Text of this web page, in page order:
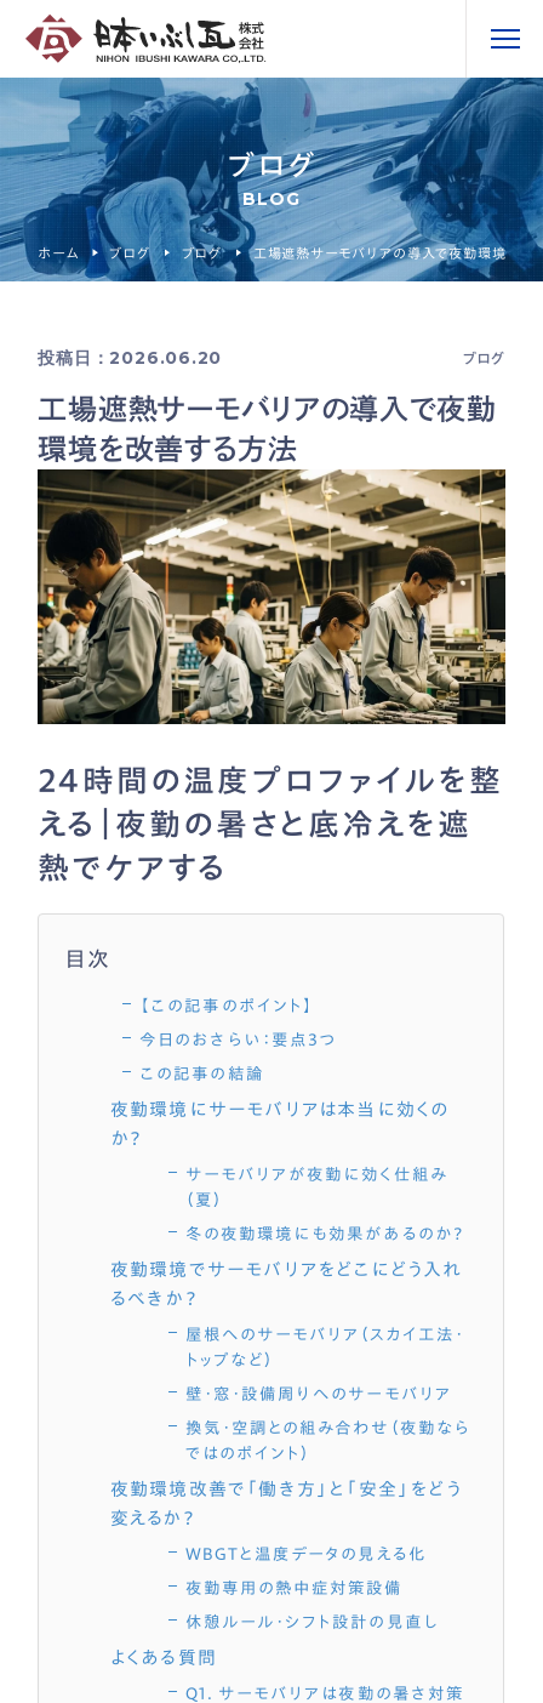
ブログ
BLOG
ホーム ブログ ブログ 工場遮熱サーモバリアの導入で夜勤環境を改
投稿日：2026.06.20 ブログ
工場遮熱サーモバリアの導入で夜勤
環境を改善する方法
24時間の温度プロファイルを整
える｜夜勤の暑さと底冷えを遮
熱でケアする
目次
【この記事のポイント】
今日のおさらい：要点3つ
この記事の結論
夜勤環境にサーモバリアは本当に効くの
か？
サーモバリアが夜勤に効く仕組み
（夏）
冬の夜勤環境にも効果があるのか？
夜勤環境でサーモバリアをどこにどう入れ
るべきか？
屋根へのサーモバリア（スカイ工法・
トップなど）
壁・窓・設備周りへのサーモバリア
換気・空調との組み合わせ（夜勤なら
ではのポイント）
夜勤環境改善で「働き方」と「安全」をどう
変えるか？
WBGTと温度データの見える化
夜勤専用の熱中症対策設備
休憩ルール・シフト設計の見直し
よくある質問
Q1. サーモバリアは夜勤の暑さ対策